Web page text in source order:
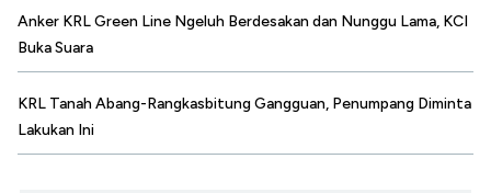
Anker KRL Green Line Ngeluh Berdesakan dan Nunggu Lama, KCI
Buka Suara
KRL Tanah Abang-Rangkasbitung Gangguan, Penumpang Diminta
Lakukan Ini